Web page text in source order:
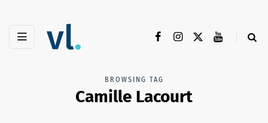
BROWSING TAG
Camille Lacourt